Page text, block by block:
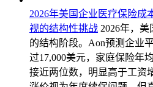
2026年美国企业医疗保险成
视的结构性挑战 2026年，
的结构阶段。Aon预测企业
过17,000美元，家庭保险年
接近两位数，明显高于工资